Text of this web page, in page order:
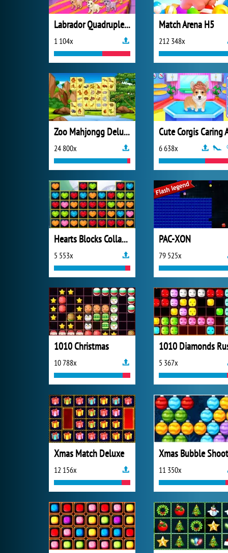
Labrador Quadruplets Newborn Caring
1 104x
Match Arena H5
212 348x
Zoo Mahjongg Deluxe
24 800x 6 638x
Hearts Blocks Collapse
5 553x
PAC-XON
79 525x
1010 Christmas
10 788x
1010 Diamonds
5 367x
Xmas Match Deluxe
12 156x
Xmas Bubble
11 350x